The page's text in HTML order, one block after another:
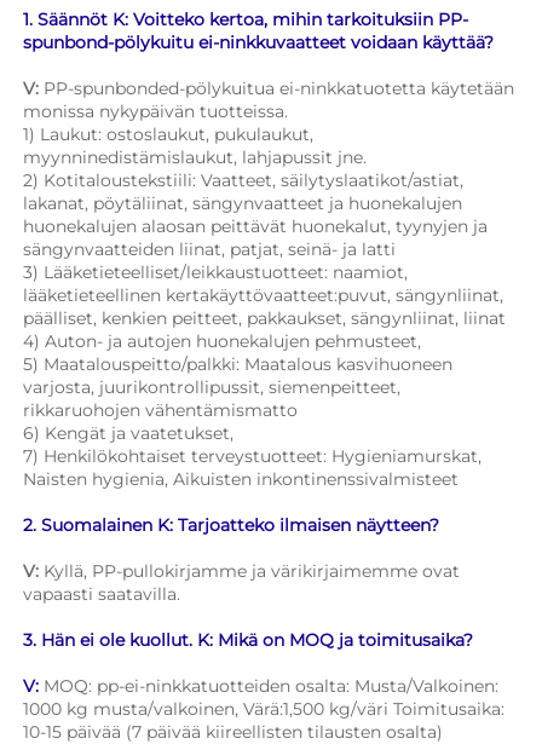
1. Säännöt K: Voitteko kertoa, mihin tarkoituksiin PP-
spunbond-pölykuitu ei-ninkkuvaatteet voidaan käyttää?
V: PP-spunbonded-pölykuitua ei-ninkkatuotetta käytetään
monissa nykypäivän tuotteissa.
1) Laukut: ostoslaukut, pukulaukut,
myynninedistämislaukut, lahjapussit jne.
2) Kotitaloustekstiili: Vaatteet, säilytyslaatikot/astiat,
lakanat, pöytäliinat, sängynvaatteet ja huonekalujen
huonekalujen alaosan peittävät huonekalut, tyynyjen ja
sängynvaatteiden liinat, patjat, seinä- ja latti
3) Lääketieteelliset/leikkaustuotteet: naamiot,
lääketieteellinen kertakäyttövaatteet:puvut, sängynliinat,
päälliset, kenkien peitteet, pakkaukset, sängynliinat, liinat
4) Auton- ja autojen huonekalujen pehmusteet,
5) Maatalouspeitto/palkki: Maatalous kasvihuoneen
varjosta, juurikontrollipussit, siemenpeitteet,
rikkaruohojen vähentämismatto
6) Kengät ja vaatetukset,
7) Henkilökohtaiset terveystuotteet: Hygieniamurskat,
Naisten hygienia, Aikuisten inkontinenssivalmisteet
2. Suomalainen K: Tarjoatteko ilmaisen näytteen?
V: Kyllä, PP-pullokirjamme ja värikirjaimemme ovat
vapaasti saatavilla.
3. Hän ei ole kuollut. K: Mikä on MOQ ja toimitusaika?
V: MOQ: pp-ei-ninkkatuotteiden osalta: Musta/Valkoinen:
1000 kg musta/valkoinen, Värä:1,500 kg/väri Toimitusaika:
10-15 päivää (7 päivää kiireellisten tilausten osalta)